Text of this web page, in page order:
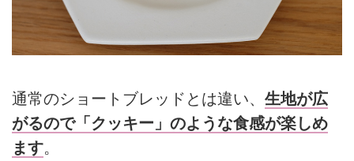
通常のショートブレッドとは違い、 生地が広
がるので「クッキー」のような食感が楽しめ
ます。